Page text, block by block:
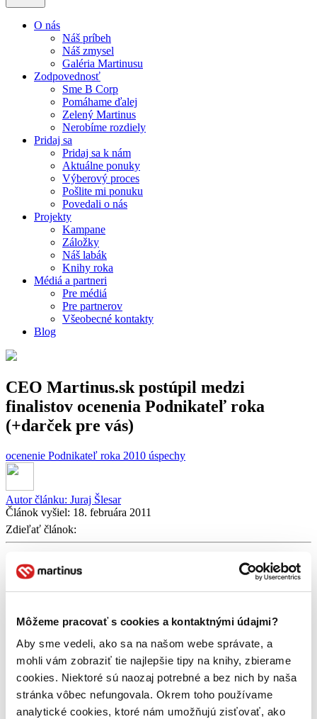
Môžeme pracovať s cookies a kontaktnými údajmi?
Aby sme vedeli, ako sa na našom webe správate, a
mohli vám zobraziť tie najlepšie tipy na knihy, zbierame
cookies. Niektoré sú naozaj potrebné a bez nich by naša
stránka vôbec nefungovala. Okrem toho používame
analytické cookies, ktoré nám umožňujú zisťovať, ako
O nás
Náš príbeh
Náš zmysel
Galéria Martinusu
Zodpovednosť
Sme B Corp
Pomáhame ďalej
Zelený Martinus
Nerobíme rozdiely
Pridaj sa
Pridaj sa k nám
Aktuálne ponuky
Výberový proces
Pošlite mi ponuku
Povedali o nás
Projekty
Kampane
Záložky
Náš labák
Knihy roka
Médiá a partneri
Pre médiá
Pre partnerov
Všeobecné kontakty
Blog
CEO Martinus.sk postúpil medzi
finalistov ocenenia Podnikateľ roka
(+darček pre vás)
ocenenie Podnikateľ roka 2010 úspechy
Autor článku: Juraj Šlesar
Článok vyšiel: 18. februára 2011
Zdieľať článok:
kedykoľvek nám napíšete krátky e-mail, že ste boli s našimi
nás tým najsilnejším dopingom.
Raz za čas sa stane, že si nás všimne aj niekto „zvonku“. Jeden z
tých príbehov vyvrcholil včeraveľkým úspechom pre celý
Martinus.sk, o ktorý sa s vami chceme podeliť. Náš spolumajiteľ a
CEO Michal Meško postúpil medzi piatich finalistov nominovaných
na ocenenieErnst & Young Podnikateľ roka 2010 v Slovenskej
republike. Prestížny titul na slávnostnom galavečeri v Bratislave